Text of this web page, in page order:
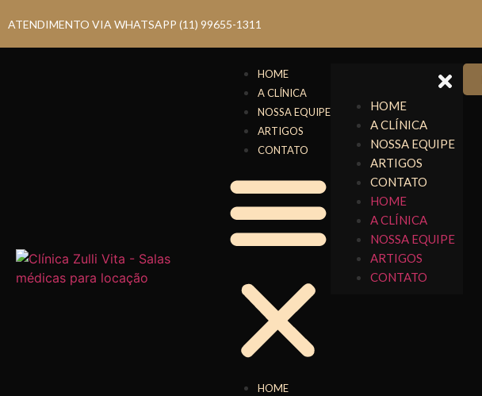
ATENDIMENTO VIA WHATSAPP (11) 99655-1311
HOME
A CLÍNICA
NOSSA EQUIPE
ARTIGOS
CONTATO
HOME
HOME
A CLÍNICA
NOSSA EQUIPE
ARTIGOS
CONTATO
HOME
A CLÍNICA
NOSSA EQUIPE
ARTIGOS
CONTATO